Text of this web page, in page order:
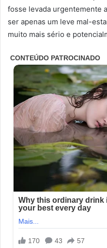
fosse levada urgentemente
ser apenas um leve mal-
muito mais sério e